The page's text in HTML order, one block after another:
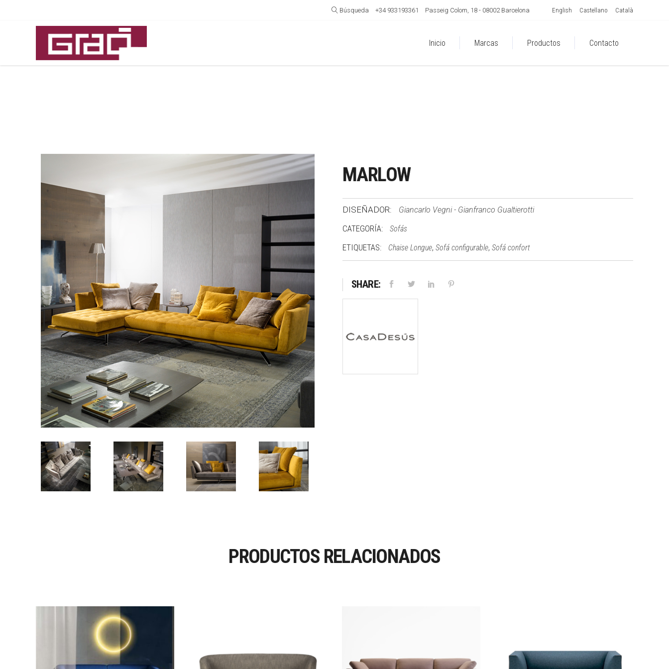
Búsqueda +34 933193361 Passeig Colom, 18 - 08002 Barcelona English Castellano Català
Inicio Marcas Productos Contacto
MARLOW
DISEÑADOR: Giancarlo Vegni - Gianfranco Gualtierotti
CATEGORÍA: Sofás
ETIQUETAS: Chaise Longue, Sofá configurable, Sofá confort
SHARE:
PRODUCTOS RELACIONADOS